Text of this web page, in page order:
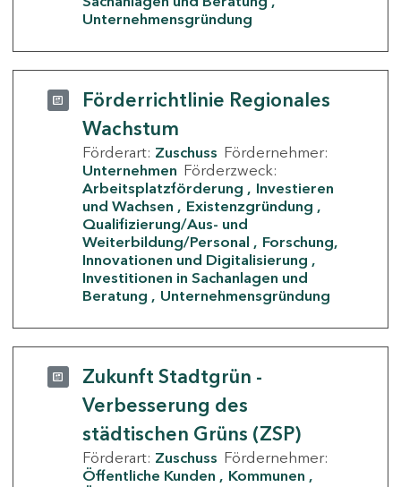
Unternehmensgründung
Förderrichtlinie Regionales
Wachstum
Förderart: Zuschuss Fördernehmer:
Unternehmen Förderzweck:
Arbeitsplatzförderung
Investieren
und Wachsen
Existenzgründung
Qualifizierung/Aus- und
Weiterbildung/Personal
Forschung,
Innovationen und Digitalisierung
Investitionen in Sachanlagen und
Beratung
Unternehmensgründung
Zukunft Stadtgrün -
Verbesserung des
städtischen Grüns (ZSP)
Förderart: Zuschuss Fördernehmer:
Öffentliche Kunden
Kommunen